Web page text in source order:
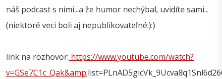
náš podcast s nimi...a že humor nechýbal, uvidíte sami...
(niektoré veci boli aj nepublikovateľné:):)
link na rozhovor: https://www.youtube.com/watch?
v=GSe7C1c_Qak&amp